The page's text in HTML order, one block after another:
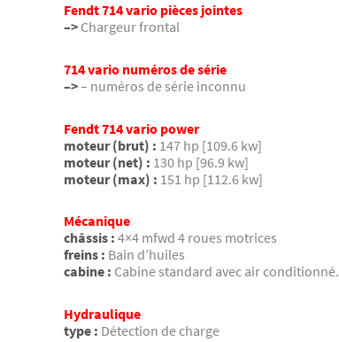
Fendt 714 vario pièces jointes
–> Chargeur frontal
714 vario numéros de série
–>– numéros de série inconnu
Fendt 714 vario power
moteur (brut) : 147 hp [109.6 kw]
moteur (net) : 130 hp [96.9 kw]
moteur (max) : 151 hp [112.6 kw]
Mécanique
châssis : 4×4 mfwd 4 roues motrices
freins : Bain d’huiles
cabine : Cabine standard avec air conditionné.
Hydraulique
type : Détection de charge